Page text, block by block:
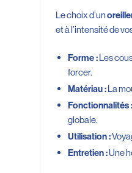
Le choix d’un
et à l’intensité de
Forme :Les
forcer.
Matériau :La
Fonctionnalités :
globale.
Utilisation :
Entretien :Une